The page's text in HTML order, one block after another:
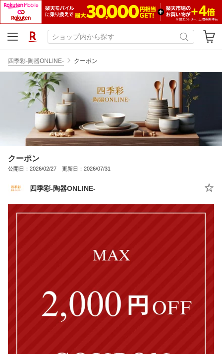
四季彩-陶器ONLINE- クーポン
クーポン
公開日：2026/02/27 更新日：2026/07/31
四季彩-陶器ONLINE-